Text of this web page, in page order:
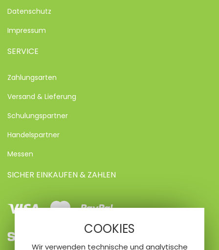
COOKIES
Wir verwenden technische und analytische
Datenschutz
Impressum
SERVICE
Zahlungsarten
Versand & Lieferung
Schulungspartner
Handelspartner
Messen
SICHER EINKAUFEN & ZAHLEN
VisaMastercard
Paypal
VorkasseKreditkarte